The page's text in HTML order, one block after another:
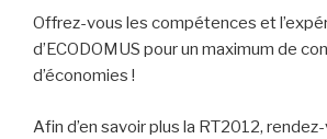
Offrez-vous les compétences et
d’ECODOMUS pour un maximum de
d’économies !
Afin d’en savoir plus la RT2012,